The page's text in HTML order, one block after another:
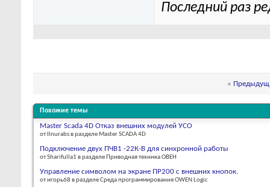
Последний раз
«
Похожие темы
Master Scada 4D Отказ внешних модулей УСО
от Ilnurabs в разделе Master SCADA 4D
Подключение двух ПЧВ1 -22К-В для синхронной работы
от Sharifulla1 в разделе Приводная техника ОВЕН
Управление символом на экране ПР200 с внешних кнопок.
от игорь68 в разделе Среда программирования OWEN Logic